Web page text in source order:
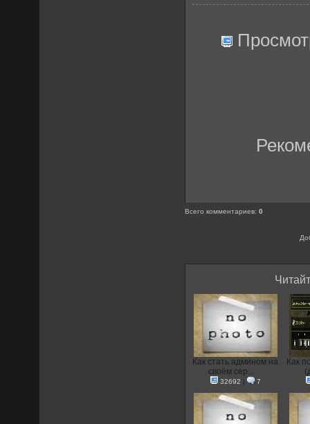
Всего комментариев:0
Как стать админом на
своём сер...
32692 | 7
Как